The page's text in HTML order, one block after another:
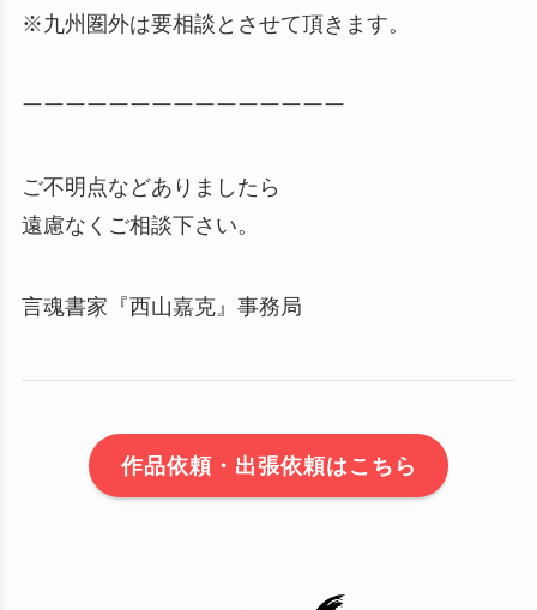
※九州圏外は要相談とさせて頂きます。
ーーーーーーーーーーーーーーー
ご不明点などありましたら
遠慮なくご相談下さい。
言魂書家『西山嘉克』事務局
作品依頼・出張依頼はこちら